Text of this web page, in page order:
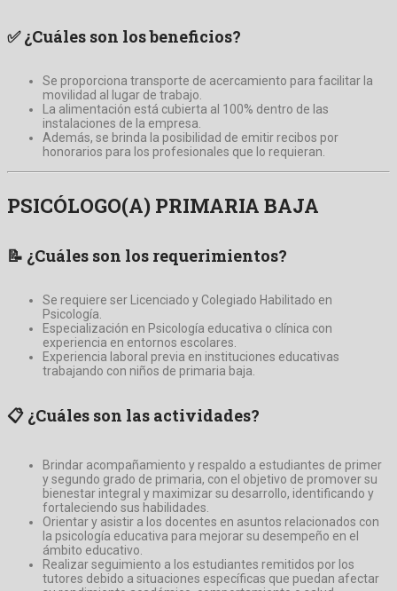
✅¿Cuáles son los beneficios?
Se proporciona transporte de acercamiento para facilitar la
movilidad al lugar de trabajo.
La alimentación está cubierta al 100% dentro de las
instalaciones de la empresa.
Además, se brinda la posibilidad de emitir recibos por
honorarios para los profesionales que lo requieran.
PSICÓLOGO(A) PRIMARIA BAJA
📝 ¿Cuáles son los requerimientos?
Se requiere ser Licenciado y Colegiado Habilitado en
Psicología.
Especialización en Psicología educativa o clínica con
experiencia en entornos escolares.
Experiencia laboral previa en instituciones educativas
trabajando con niños de primaria baja.
📋 ¿Cuáles son las actividades?
Brindar acompañamiento y respaldo a estudiantes de primer
y segundo grado de primaria, con el objetivo de promover su
bienestar integral y maximizar su desarrollo, identificando y
fortaleciendo sus habilidades.
Orientar y asistir a los docentes en asuntos relacionados con
la psicología educativa para mejorar su desempeño en el
ámbito educativo.
Realizar seguimiento a los estudiantes remitidos por los
tutores debido a situaciones específicas que puedan afectar